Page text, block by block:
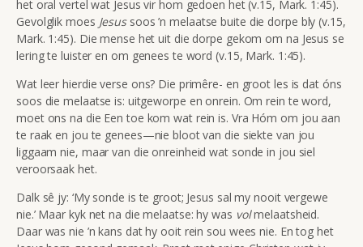
het oral vertel wat Jesus vir hom gedoen het (v.15, Mark. 1:45).
Gevolglik moes Jesussoos ’n melaatse buite die dorpe bly (v.15,
Mark. 1:45). Die mense het uit die dorpe gekom om na Jesus se
lering te luister en om genees te word (v.15, Mark. 1:45).
Wat leer hierdie verse ons? Die primêre- en groot les is dat óns
soos die melaatse is: uitgeworpe en onrein. Om rein te word,
moet ons na die Een toe kom wat rein is. Vra Hóm om jou aan
te raak en jou te genees—nie bloot van die siekte van jou
liggaam nie, maar van die onreinheid wat sonde in jou siel
veroorsaak het.
Dalk sê jy: ‘My sonde is te groot; Jesus sal my nooit vergewe
nie.’ Maar kyk net na die melaatse: hy was volmelaatsheid.
Daar was nie ’n kans dat hy ooit rein sou wees nie. En tog het